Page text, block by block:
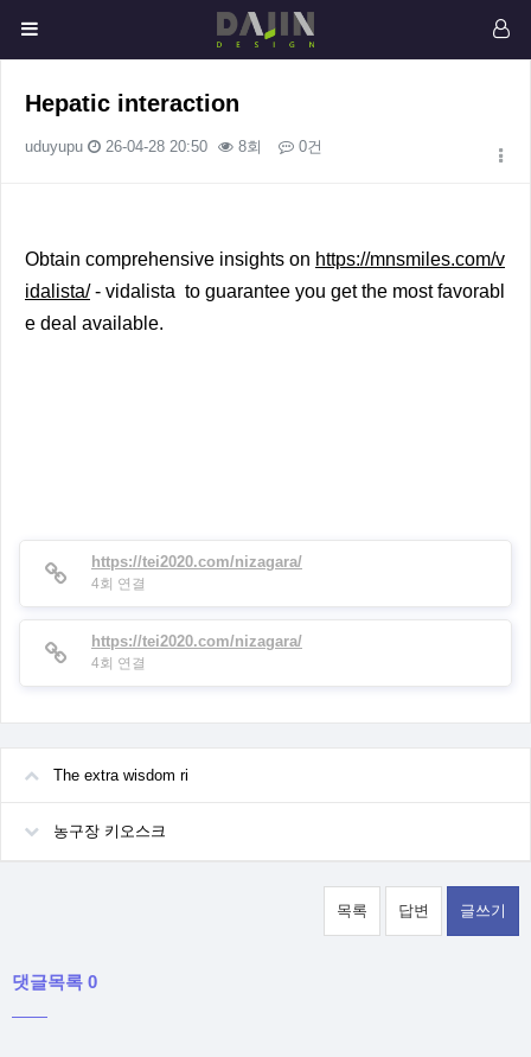
Hepatic interaction
uduyupu 26-04-28 20:50 8회 0건
Obtain comprehensive insights on https://mnsmiles.com/v
idalista/- vidalista to guarantee you get the most favorabl
e deal available.
https://tei2020.com/nizagara/
4회 연결
https://tei2020.com/nizagara/
4회 연결
The extra wisdom ri
농구장 키오스크
목록 답변 글쓰기
댓글목록 0